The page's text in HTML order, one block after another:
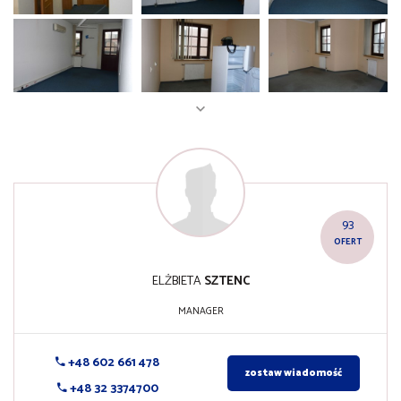
93
OFERT
ELŻBIETASZTENC
MANAGER
+48 602 661 478
+48 32 3374700
zostaw wiadomość